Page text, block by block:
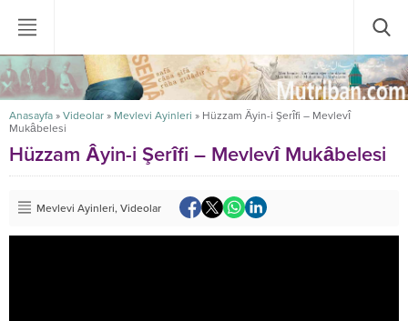
Anasayfa » Videolar » Mevlevi Ayinleri » Hüzzam Âyin-i Şerîfi – Mevlevî
Mukâbelesi
Hüzzam Âyin-i Şerîfi – Mevlevî Mukâbelesi
Mevlevi Ayinleri, Videolar